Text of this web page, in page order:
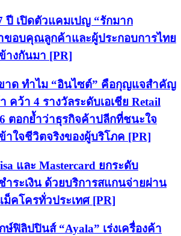
ปี เปิดตัวแคมเปญ “รักมาก
อบคุณลูกค้าและผู้ประกอบการไทย
างกันมา [PR]
าด ทำไม “อินไซต์” คือกุญแจสำคัญ
ว้า 4 รางวัลระดับเอเชีย Retail
ตอกย้ำว่าธุรกิจค้าปลีกที่ชนะใจ
าใจชีวิตจริงของผู้บริโภค [PR]
และ Mastercard ยกระดับ
ระเงิน ด้วยบริการสแกนจ่ายผ่าน
คโครทั่วประเทศ [PR]
ฟิลิปปินส์ “Ayala” เร่งเครื่องค้า